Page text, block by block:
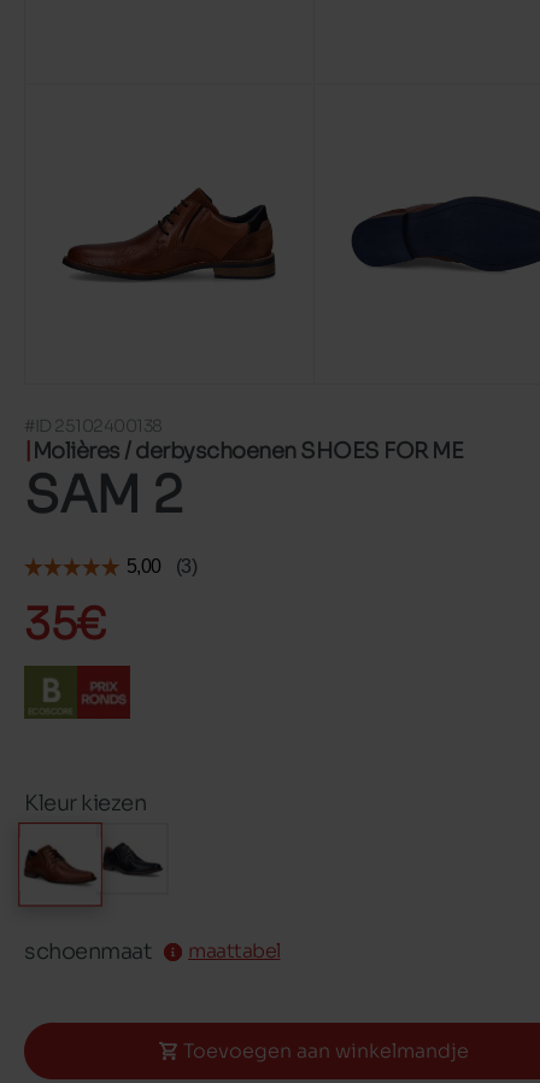
#ID 25102400138
Molières / derbyschoenen SHOES FOR ME
SAM 2
35€
Kleur kiezen
schoenmaat maattabel
Toevoegen aan winkelmandje